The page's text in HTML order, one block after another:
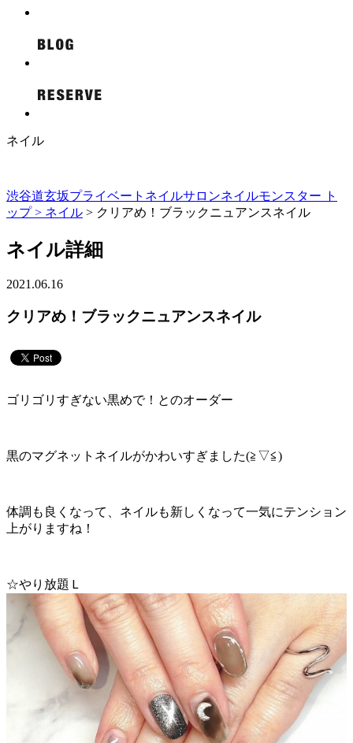
ネイル
渋谷道玄坂プライベートネイルサロンネイルモンスター ト
ップ > ネイル > クリアめ！ブラックニュアンスネイル
ネイル詳細
2021.06.16
クリアめ！ブラックニュアンスネイル
ゴリゴリすぎない黒めで！とのオーダー
黒のマグネットネイルがかわいすぎました(≧▽≦)
体調も良くなって、ネイルも新しくなって一気にテンション
上がりますね！
☆やり放題Ｌ